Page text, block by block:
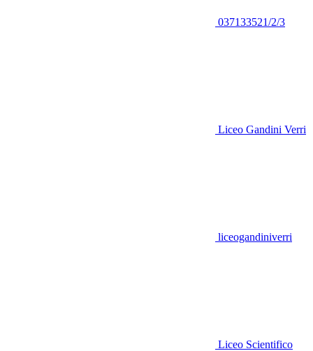
037133521/2/3
Liceo Gandini Verri
liceogandiniverri
Liceo Scientifico